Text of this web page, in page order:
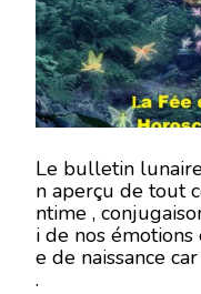
Le bulletin
n aperçu de tout
ntime ,
i de nos
e de naissance
.